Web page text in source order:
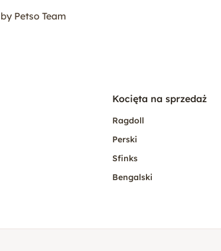
by Petso Team
Kocięta na sprzedaż
Ragdoll
Perski
Sfinks
Bengalski